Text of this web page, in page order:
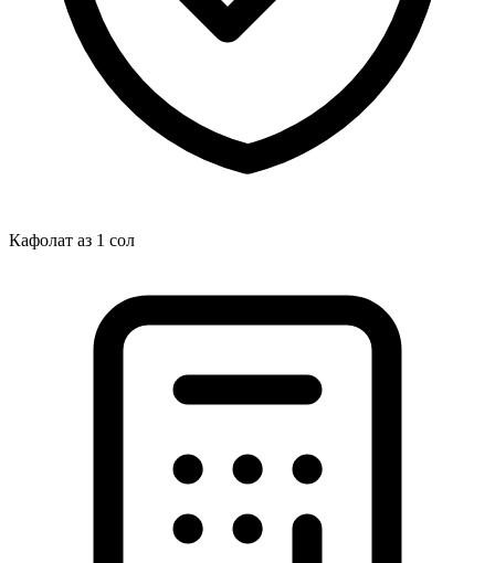
Кафолат аз 1 сол